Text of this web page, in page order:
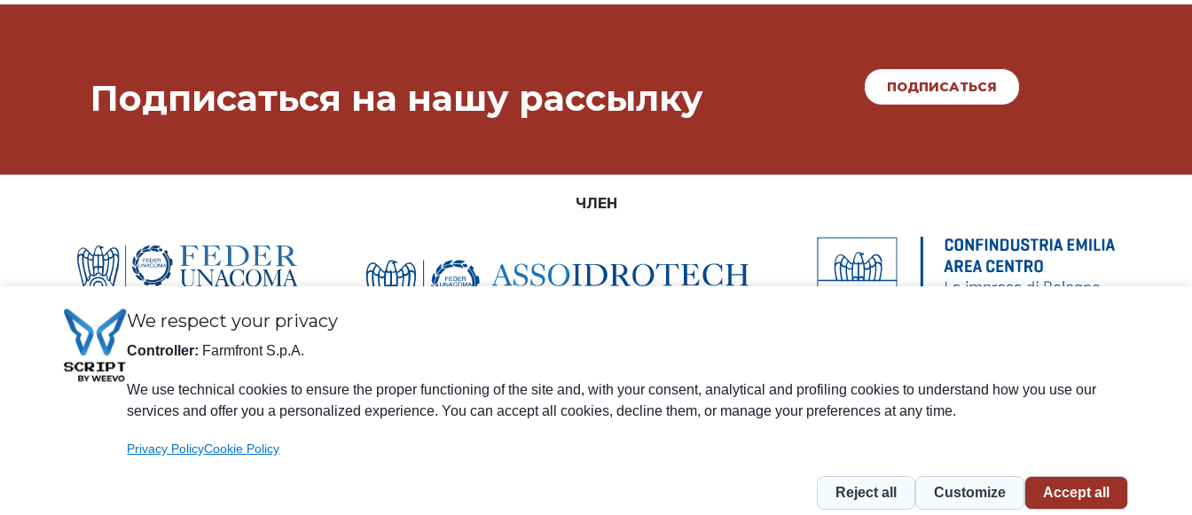
Подписаться на нашу рассылку ПОДПИСАТЬСЯ
ЧЛЕН
Farmfront S.p.A
Налоговый код, номер плательщика НДС, регистрационный номер в Торговой палате Модены 01294030364 - PEC:
Menu
We respect your privacy
Controller: Farmfront S.p.A.
We use technical cookies to ensure the proper functioning of the site and, with your consent, analytical and profiling cookies to understand how you use our
services and offer you a personalized experience. You can accept all cookies, decline them, or manage your preferences at any time.
Privacy PolicyCookie Policy
Reject all Customize Accept all